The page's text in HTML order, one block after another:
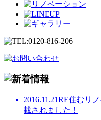
2016.11.21RE住むリ
載されました！